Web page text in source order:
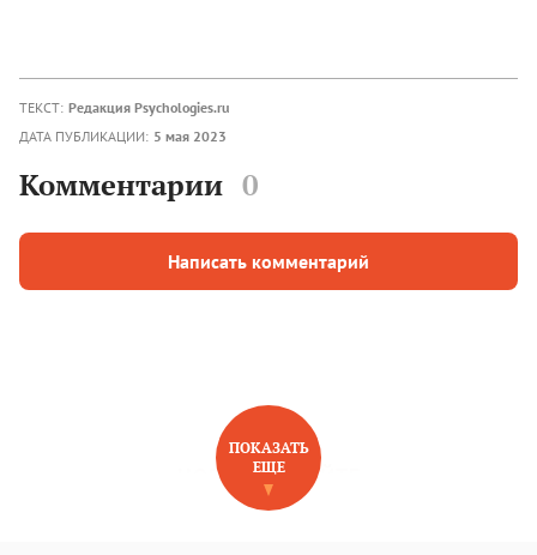
ТЕКСТ: Редакция Psychologies.ru
ДАТА ПУБЛИКАЦИИ: 5 мая 2023
Комментарии 0
Написать комментарий
НОВОЕ НА САЙТЕ
ПОКАЗАТЬ
ЕЩЕ